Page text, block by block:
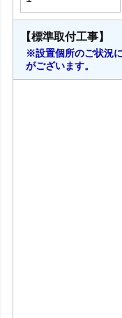
【標準取付工事】
※設置個所のご状況
がございます。